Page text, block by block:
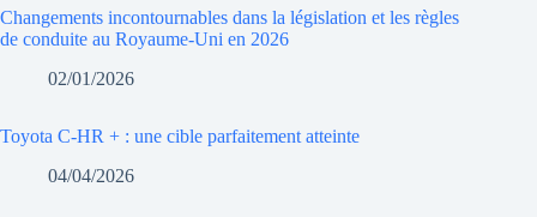
Changements incontournables dans la législation et les règles
de conduite au Royaume-Uni en 2026
02/01/2026
Toyota C-HR + : une cible parfaitement atteinte
04/04/2026